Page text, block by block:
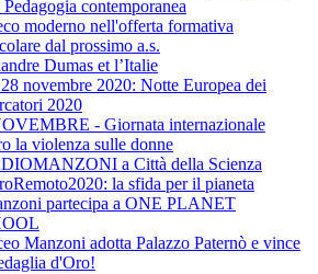
contemporanea
moderno nell'offerta formativa
dal prossimo a.s.
Dumas et l’Italie
novembre 2020: Notte Europea dei
2020
- Giornata internazionale
la violenza sulle donne
a Città della Scienza
la sfida per il pianeta
partecipa a ONE PLANET
Manzoni adotta Palazzo Paternò e vince
d'Oro!